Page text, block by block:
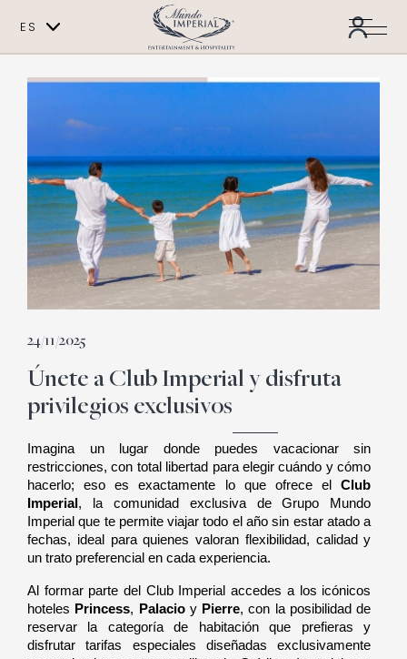
ES
EN
24/11/2025
Únete a Club Imperial y disfruta
privilegios exclusivos
Imagina un lugar donde puedes vacacionar sin
restricciones, con total libertad para elegir cuándo y cómo
hacerlo; eso es exactamente lo que ofrece el Club
Imperial , la comunidad exclusiva de Grupo Mundo
Imperial que te permite viajar todo el año sin estar atado a
fechas, ideal para quienes valoran flexibilidad, calidad y
un trato preferencial en cada experiencia.
Al formar parte del Club Imperial accedes a los icónicos
hoteles Princess, Palacio y Pierre, con la posibilidad de
reservar la categoría de habitación que prefieras y
disfrutar tarifas especiales diseñadas exclusivamente